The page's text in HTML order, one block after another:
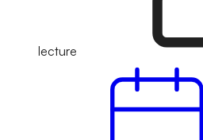
lecture